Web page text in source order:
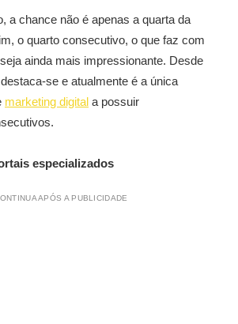
a chance não é apenas a quarta da
o quarto consecutivo, o que faz com
ainda mais impressionante. Desde
se e atualmente é a única
marketing digital a possuir
especializados
APÓS A PUBLICIDADE